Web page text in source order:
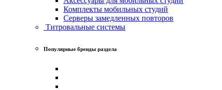
Комплекты мобильных студий
Серверы замедленных повторов
Титровальные системы
Популярные бренды раздела